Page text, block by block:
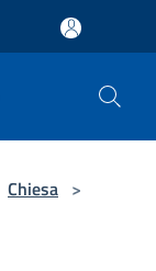
Chiesa >